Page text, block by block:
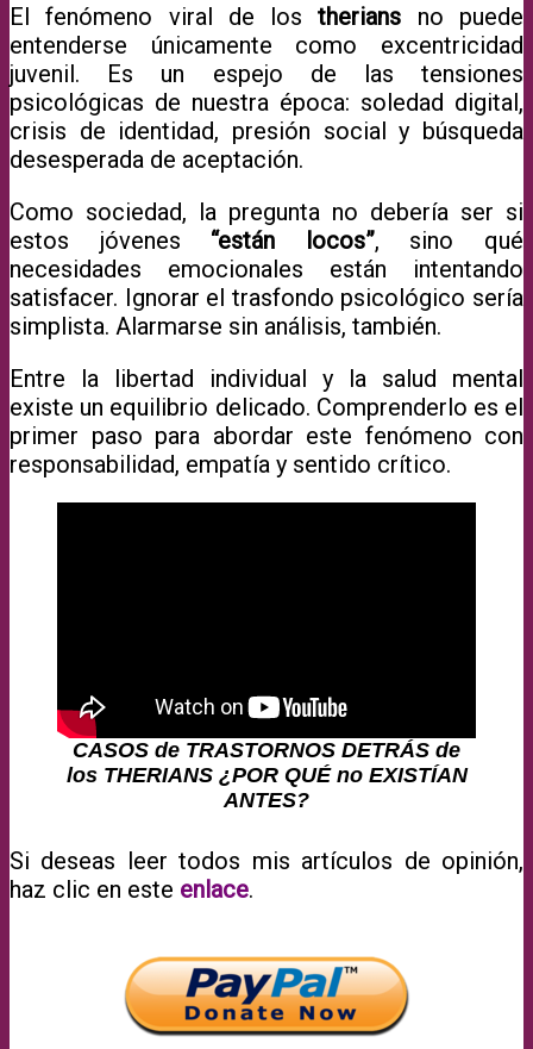
El fenómeno viral de lostherians no puede
entenderse únicamente como excentricidad
juvenil. Es un espejo de las tensiones
psicológicas de nuestra época: soledad digital,
crisis de identidad, presión social y búsqueda
desesperada de aceptación.
Como sociedad, la pregunta no debería ser si
estos jóvenes “están locos”, sino qué
necesidades emocionales están intentando
satisfacer. Ignorar el trasfondo psicológico sería
simplista. Alarmarse sin análisis, también.
Entre la libertad individual y la salud mental
existe un equilibrio delicado. Comprenderlo es el
primer paso para abordar este fenómeno con
responsabilidad, empatía y sentido crítico.
CASOS de TRASTORNOS DETRÁS de
los THERIANS ¿POR QUÉ no EXISTÍAN
ANTES?
Si deseas leer todos mis artículos de opinión,
haz clic en este enlace.